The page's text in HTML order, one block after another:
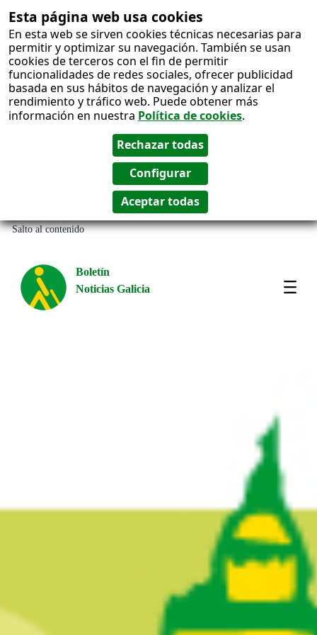
Esta página web usa cookies
En esta web se sirven cookies técnicas necesarias para
permitir y optimizar su navegación. También se usan
cookies de terceros con el fin de permitir
funcionalidades de redes sociales, ofrecer publicidad
basada en sus hábitos de navegación y analizar el
rendimiento y tráfico web. Puede obtener más
información en nuestra Política de cookies.
Salto al contenido
Boletín
Noticias Galicia